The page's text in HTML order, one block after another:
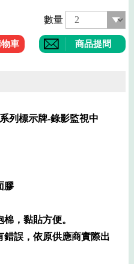
數量
商品提問
列標示牌-錄影監視中
膠
，黏貼方便。
錯誤，依原供應商實際出